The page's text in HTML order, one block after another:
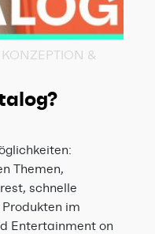
&
Themen,
schnelle
im
Entertainment on